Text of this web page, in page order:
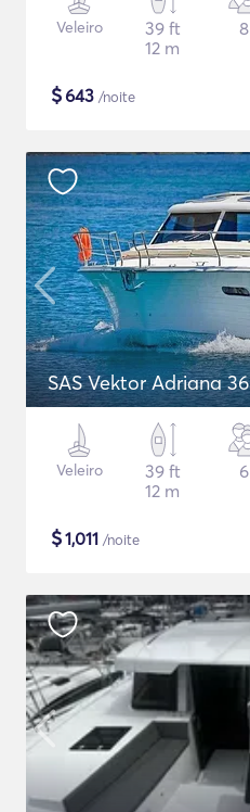
Veleiro
39 ft
12 m
8
$643 /noite
SAS Vektor Adriana 36
Veleiro
39 ft
12 m
6
$1,011 /noite